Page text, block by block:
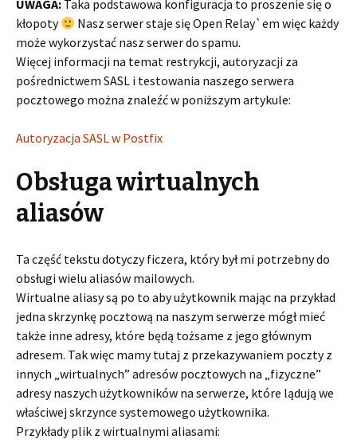
UWAGA: Taka podstawowa konfiguracja to proszenie się o
kłopoty
Nasz serwer staje się Open Relay`em więc każdy
może wykorzystać nasz serwer do spamu.
Więcej informacji na temat restrykcji, autoryzacji za
pośrednictwem SASL i testowania naszego serwera
pocztowego można znaleźć w poniższym artykule:
Autoryzacja SASL w Postfix
Obsługa wirtualnych
aliasów
Ta część tekstu dotyczy ficzera, który był mi potrzebny do
obsługi wielu aliasów mailowych.
Wirtualne aliasy są po to aby użytkownik mając na przykład
jedna skrzynkę pocztową na naszym serwerze mógł mieć
także inne adresy, które będą tożsame z jego głównym
adresem. Tak więc mamy tutaj z przekazywaniem poczty z
innych „wirtualnych” adresów pocztowych na „fizyczne”
adresy naszych użytkowników na serwerze, które lądują we
właściwej skrzynce systemowego użytkownika.
Przykłady plik z wirtualnymi aliasami: